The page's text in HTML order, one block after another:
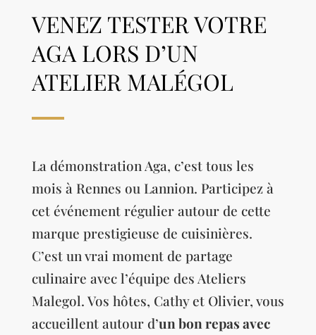
VENEZ TESTER VOTRE
AGA LORS D’UN
ATELIER MALÉGOL
La démonstration Aga, c’est tous les
mois à Rennes ou Lannion. Participez à
cet événement régulier autour de cette
marque prestigieuse de cuisinières.
C’est un vrai moment de partage
culinaire avec l’équipe des Ateliers
Malegol. Vos hôtes, Cathy et Olivier, vous
accueillent autour d’un bon repas avec